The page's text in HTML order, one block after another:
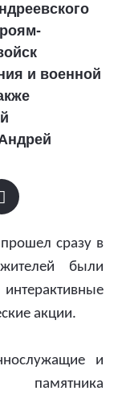
и военной
сразу в
были
акции.
и